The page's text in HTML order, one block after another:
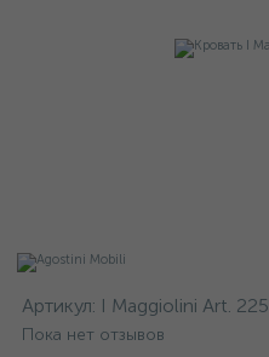
Артикул: I Maggiolini Art. 225
Пока нет отзывов